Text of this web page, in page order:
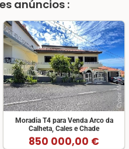
anúncios :
Moradia T4 para Venda Arco da
Calheta, Cales e Chade
850 000,00 €